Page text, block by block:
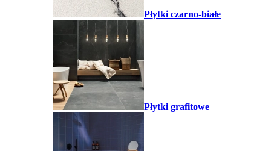
Płytki czarno-białe
Płytki grafitowe